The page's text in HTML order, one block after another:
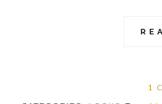
1